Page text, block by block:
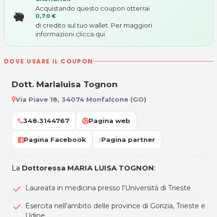
Acquistando questo coupon otterrai
0,70 €
di credito sul tuo wallet. Per maggiori
informazioni clicca qui
DOVE USARE IL COUPON
Dott. Marialuisa Tognon
Via Piave 18, 34074 Monfalcone (GO)
348.3144767 Pagina web
Pagina Facebook Pagina partner
La Dottoressa MARIA LUISA TOGNON:
Laureata in medicina presso l'Università di Trieste
Esercita nell'ambito delle province di Gorizia, Trieste e